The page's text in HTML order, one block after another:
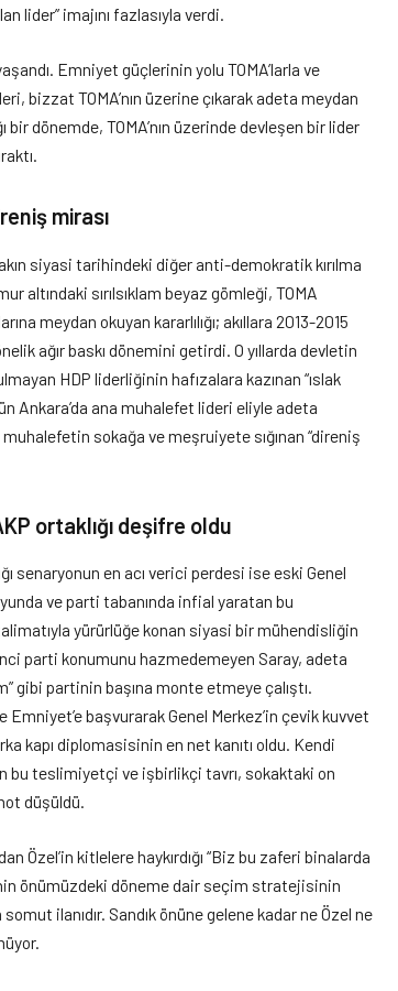
lider” imajını fazlasıyla verdi.
Emniyet güçlerinin yolu TOMA’larla ve
bizzat TOMA’nın üzerine çıkarak adeta meydan
dönemde, TOMA’nın üzerinde devleşen bir lider
mirası
siyasi tarihindeki diğer anti-demokratik kırılma
altındaki sırılsıklam beyaz gömleği, TOMA
meydan okuyan kararlılığı; akıllara 2013-2015
ağır baskı dönemini getirdi. O yıllarda devletin
HDP liderliğinin hafızalara kazınan “ıslak
Ankara’da ana muhalefet lideri eliyle adeta
sokağa ve meşruiyete sığınan “direniş
ortaklığı deşifre oldu
senaryonun en acı verici perdesi ise eski Genel
ve parti tabanında infial yaratan bu
yürürlüğe konan siyasi bir mühendisliğin
parti konumunu hazmedemeyen Saray, adeta
gibi partinin başına monte etmeye çalıştı.
Emniyet’e başvurarak Genel Merkez’in çevik kuvvet
kapı diplomasisinin en net kanıtı oldu. Kendi
bu teslimiyetçi ve işbirlikçi tavrı, sokaktaki on
düşüldü.
Özel’in kitlelere haykırdığı “Biz bu zaferi binalarda
önümüzdeki döneme dair seçim stratejisinin
ilanıdır. Sandık önüne gelene kadar ne Özel ne